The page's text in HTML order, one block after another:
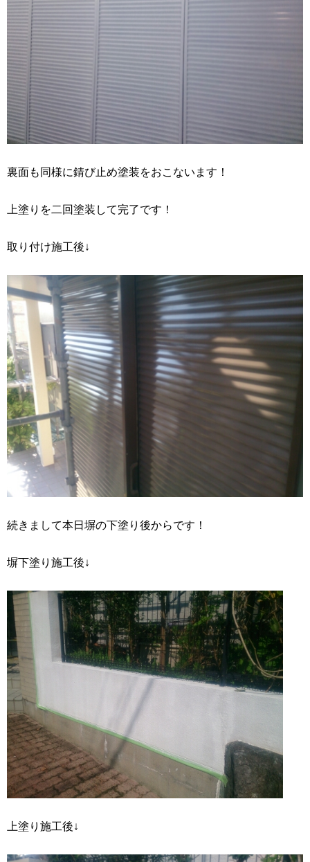
裏面も同様に錆び止め塗装をおこないます！
上塗りを二回塗装して完了です！
取り付け施工後↓
続きまして本日塀の下塗り後からです！
塀下塗り施工後↓
上塗り施工後↓